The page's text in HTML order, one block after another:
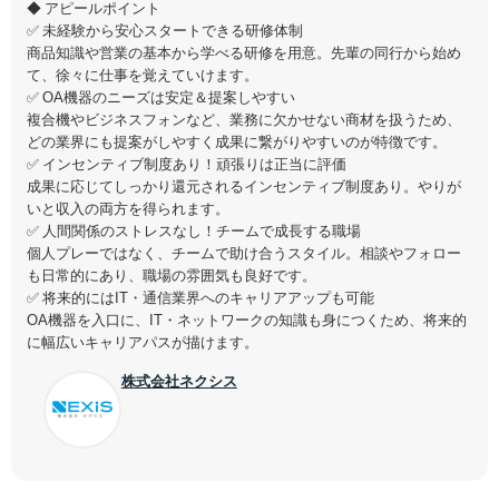
◆ アピールポイント
✅ 未経験から安心スタートできる研修体制
商品知識や営業の基本から学べる研修を用意。先輩の同行から始め
て、徐々に仕事を覚えていけます。
✅ OA機器のニーズは安定＆提案しやすい
複合機やビジネスフォンなど、業務に欠かせない商材を扱うため、
どの業界にも提案がしやすく成果に繋がりやすいのが特徴です。
✅ インセンティブ制度あり！頑張りは正当に評価
成果に応じてしっかり還元されるインセンティブ制度あり。やりが
いと収入の両方を得られます。
✅ 人間関係のストレスなし！チームで成長する職場
個人プレーではなく、チームで助け合うスタイル。相談やフォロー
も日常的にあり、職場の雰囲気も良好です。
✅ 将来的にはIT・通信業界へのキャリアアップも可能
OA機器を入口に、IT・ネットワークの知識も身につくため、将来的
に幅広いキャリアパスが描けます。
株式会社ネクシス